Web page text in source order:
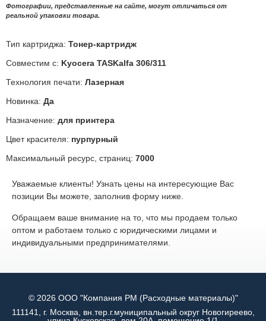
Фотографии, представленные на сайте, могут отличаться от
реальной упаковки товара.
Тип картриджа: Тонер-картридж
Совместим с: Kyocera TASKalfa 306/311
Технология печати: Лазерная
Новинка: Да
Назначение: для принтера
Цвет красителя: пурпурный
Максимальный ресурс, страниц: 7000
Уважаемые клиенты! Узнать цены на интересующие Вас
позиции Вы можете, заполнив форму ниже.
Обращаем ваше внимание на то, что мы продаем только
оптом и работаем только с юридическими лицами и
индивидуальными предпринимателями.
© 2026 ООО "Компания РМ (Расходные материалы)"
111141, г. Москва, вн.тер.г.муниципальный округ Новогиреево,